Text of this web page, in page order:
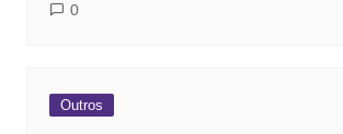
0
Outros